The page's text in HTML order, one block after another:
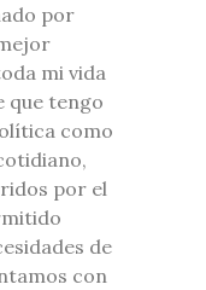
por
mi vida
que tengo
como
por el
de
con